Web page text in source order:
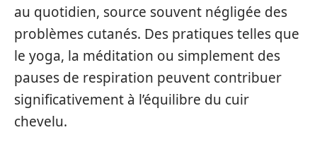
au quotidien, source souvent négligée des
problèmes cutanés. Des pratiques telles que
le yoga, la méditation ou simplement des
pauses de respiration peuvent contribuer
significativement à l’équilibre du cuir
chevelu.